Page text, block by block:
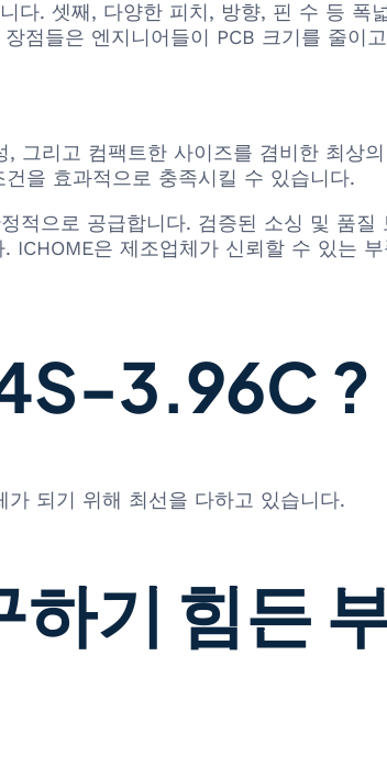
다. 셋째, 다양한 피치, 방향, 핀 수 등 폭
점들은 엔지니어들이 PCB 크기를 줄이
리고 컴팩트한 사이즈를 겸비한 최상
을 효과적으로 충족시킬 수 있습니다.
적으로 공급합니다. 검증된 소싱 및 품
은 제조업체가 신뢰할 수 있는
3.96C ?
되기 위해 최선을 다하고 있습니다.
기 힘든